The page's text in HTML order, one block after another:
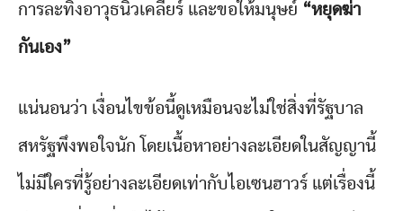
การละทิ้งอาวุธนิวเคลียร์ และขอให้มนุษย์ “หยุดฆ่า
กันเอง”
แน่นอนว่า เงื่อนไขข้อนี้ดูเหมือนจะไม่ใช่สิ่งที่รัฐบาล
สหรัฐพึงพอใจนัก โดยเนื้อหาอย่างละเอียดในสัญญานี้
ไม่มีใครที่รู้อย่างละเอียดเท่ากับไอเซนฮาวร์ แต่เรื่องนี้